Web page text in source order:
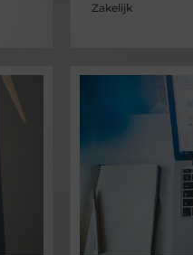
Zakelijk